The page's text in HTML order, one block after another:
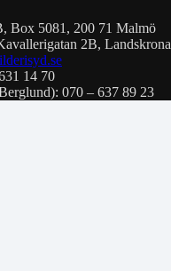
Box 5081, 200 71 Malmö
2B, Landskrona
14 70
070 – 637 89 23